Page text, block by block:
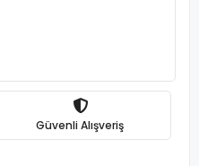
Güvenli Alışveriş